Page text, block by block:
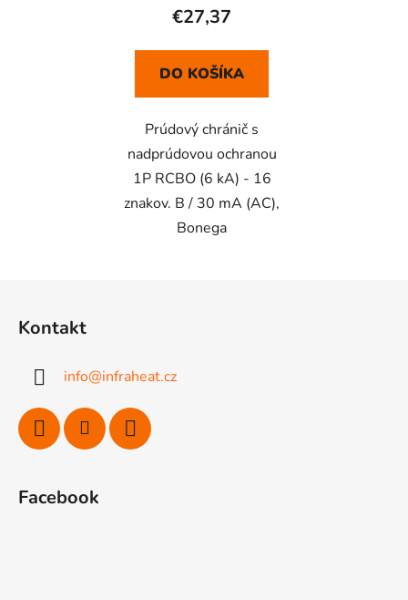
€27,37
DO KOŠÍKA
Prúdový chránič s
nadprúdovou ochranou
1P RCBO (6 kA) - 16
znakov. B / 30 mA (AC),
Bonega
Kontakt
info@infraheat.cz
Facebook